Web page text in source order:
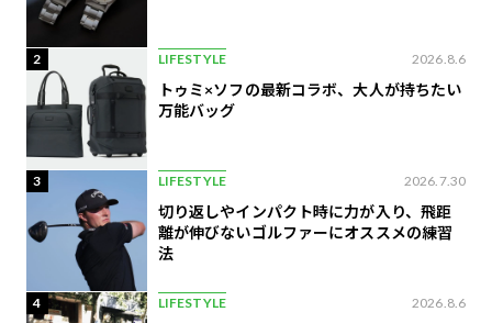
2 LIFESTYLE 2026.8.6
トゥミ×ソフの最新コラボ、大人が持ちたい
万能バッグ
3 LIFESTYLE 2026.7.30
切り返しやインパクト時に力が入り、飛距
離が伸びないゴルファーにオススメの練習
法
4 LIFESTYLE 2026.8.6